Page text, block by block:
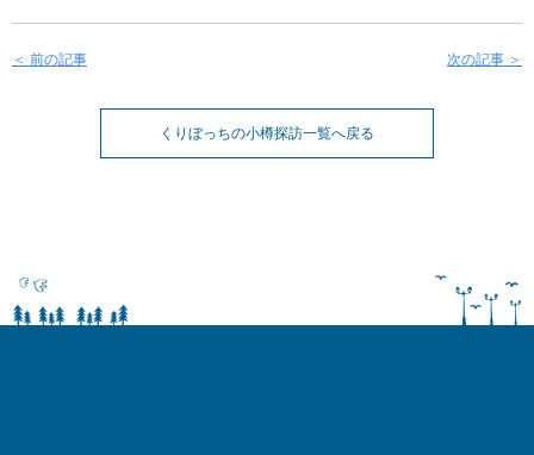
＜ 前の記事 次の記事 ＞
くりぼっちの小樽探訪一覧へ戻る